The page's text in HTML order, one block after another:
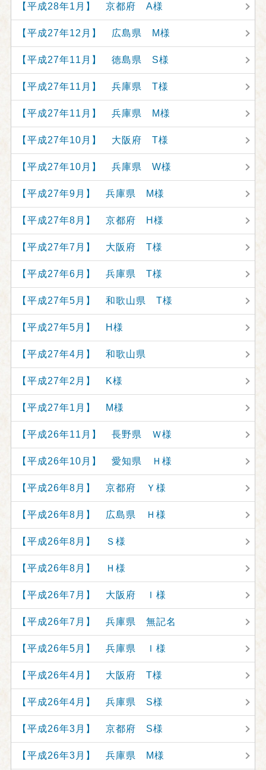
【平成28年1月】 京都府 A様
【平成27年12月】 広島県 M様
【平成27年11月】 徳島県 S様
【平成27年11月】 兵庫県 T様
【平成27年11月】 兵庫県 M様
【平成27年10月】 大阪府 T様
【平成27年10月】 兵庫県 W様
【平成27年9月】 兵庫県 M様
【平成27年8月】 京都府 H様
【平成27年7月】 大阪府 T様
【平成27年6月】 兵庫県 T様
【平成27年5月】 和歌山県 T様
【平成27年5月】 H様
【平成27年4月】 和歌山県
【平成27年2月】 K様
【平成27年1月】 M様
【平成26年11月】 長野県 Ｗ様
【平成26年10月】 愛知県 Ｈ様
【平成26年8月】 京都府 Ｙ様
【平成26年8月】 広島県 Ｈ様
【平成26年8月】 Ｓ様
【平成26年8月】 Ｈ様
【平成26年7月】 大阪府 Ｉ様
【平成26年7月】 兵庫県 無記名
【平成26年5月】 兵庫県 Ｉ様
【平成26年4月】 大阪府 T様
【平成26年4月】 兵庫県 S様
【平成26年3月】 京都府 S様
【平成26年3月】 兵庫県 M様